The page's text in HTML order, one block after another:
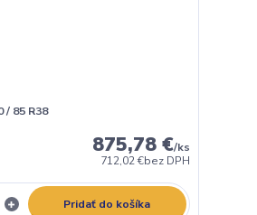
/ 85 R38
875,78 €/ks
712,02 €bez DPH
Pridať do košíka